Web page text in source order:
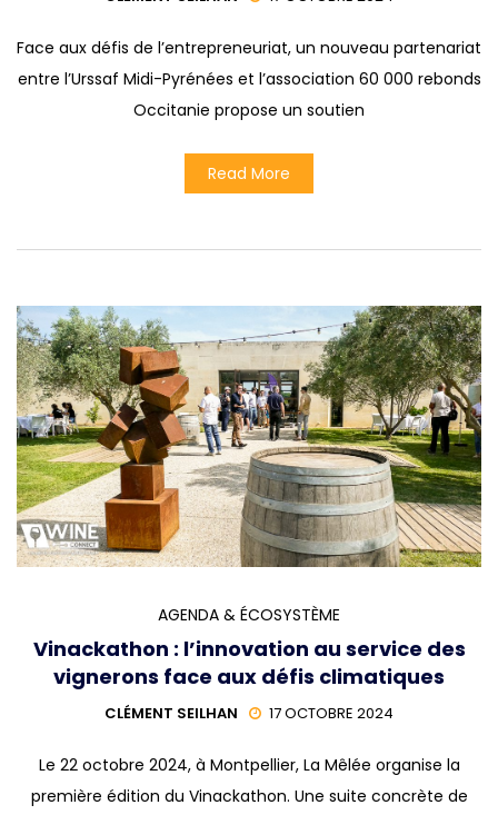
Face aux défis de l’entrepreneuriat, un nouveau partenariat
entre l’Urssaf Midi-Pyrénées et l’association 60 000 rebonds
Occitanie propose un soutien
Read More
AGENDA & ÉCOSYSTÈME
Vinackathon : l’innovation au service des
vignerons face aux défis climatiques
CLÉMENT SEILHAN 17 OCTOBRE 2024
Le 22 octobre 2024, à Montpellier, La Mêlée organise la
première édition du Vinackathon. Une suite concrète de